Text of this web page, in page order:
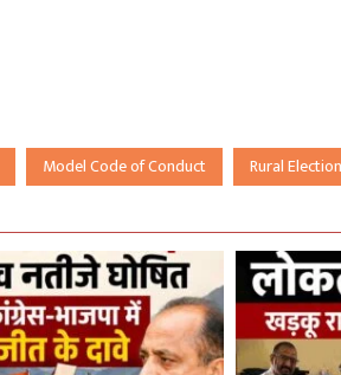
Model Code of Conduct Rural